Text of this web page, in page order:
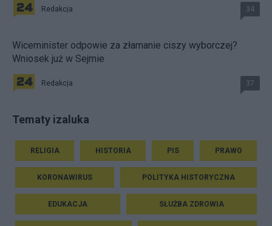
Redakcja 34
Wiceminister odpowie za złamanie ciszy wyborczej?
Wniosek już w Sejmie
Redakcja 37
Tematy izaluka
RELIGIA HISTORIA PIS PRAWO
KORONAWIRUS POLITYKA HISTORYCZNA
EDUKACJA SŁUŻBA ZDROWIA